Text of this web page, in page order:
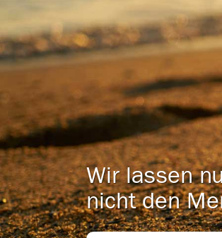
Wir lassen
nicht den